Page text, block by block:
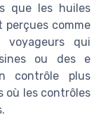
que les huiles
perçues comme
voyageurs qui
ou des e
contrôle plus
où les contrôles